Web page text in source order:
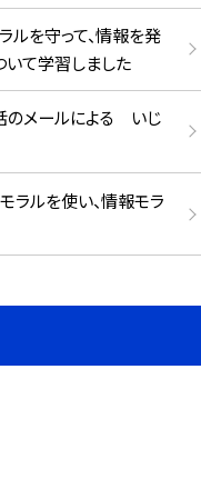
ルを守って、情報を発
いて学習しました
のメールによる いじ
ラルを使い、情報モラ